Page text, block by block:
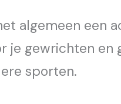
algemeen een
je gewrichten
sporten.